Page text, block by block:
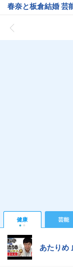
春奈と板倉結婚 芸
健康 芸能
あたりめ